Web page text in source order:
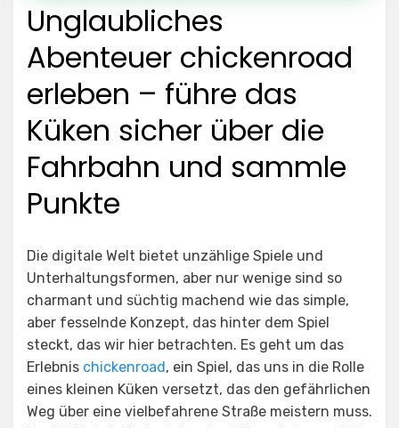
Unglaubliches
Abenteuer chickenroad
erleben – führe das
Küken sicher über die
Fahrbahn und sammle
Punkte
Die digitale Welt bietet unzählige Spiele und
Unterhaltungsformen, aber nur wenige sind so
charmant und süchtig machend wie das simple,
aber fesselnde Konzept, das hinter dem Spiel
steckt, das wir hier betrachten. Es geht um das
Erlebnis chickenroad, ein Spiel, das uns in die Rolle
eines kleinen Küken versetzt, das den gefährlichen
Weg über eine vielbefahrene Straße meistern muss.